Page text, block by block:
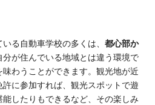
る自動車学校の多くは、 都心部か
分が住んでいる地域とは違う環境で
わうことができます。観光地が近
に参加すれば、観光スポットで遊
したりもできるなど、その楽しみ